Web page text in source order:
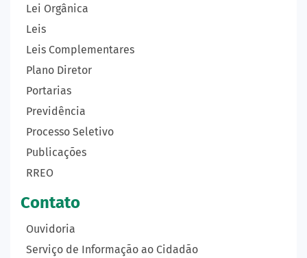
Lei Orgânica
Leis
Leis Complementares
Plano Diretor
Portarias
Previdência
Processo Seletivo
Publicações
RREO
Contato
Ouvidoria
Serviço de Informação ao Cidadão